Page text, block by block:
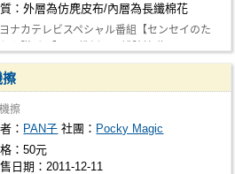
：外層為仿麂皮布/內層為長纖棉花
ナカテレビスペシャル番組【センセイのた
擦
擦
： PAN子 社團： Pocky Magic
：50元
日期：2011-12-11